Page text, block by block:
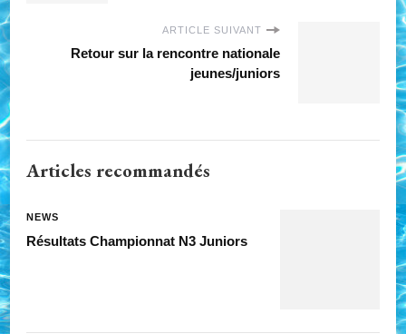
ARTICLE SUIVANT
Retour sur la rencontre nationale
jeunes/juniors
Articles recommandés
NEWS
Résultats Championnat N3 Juniors